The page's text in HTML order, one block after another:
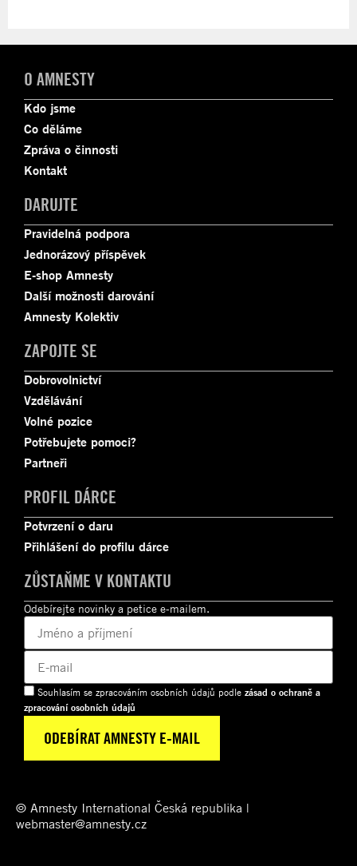
O AMNESTY
Kdo jsme
Co děláme
Zpráva o činnosti
Kontakt
DARUJTE
Pravidelná podpora
Jednorázový příspěvek
E-shop Amnesty
Další možnosti darování
Amnesty Kolektiv
ZAPOJTE SE
Dobrovolnictví
Vzdělávání
Volné pozice
Potřebujete pomoci?
Partneři
PROFIL DÁRCE
Potvrzení o daru
Přihlášení do profilu dárce
ZŮSTAŇME V KONTAKTU
Odebírejte novinky a petice e-mailem.
Souhlasím se zpracováním osobních údajů podle zásad o ochraně a
zpracování osobních údajů
© Amnesty International Česká republika |
webmaster@amnesty.cz